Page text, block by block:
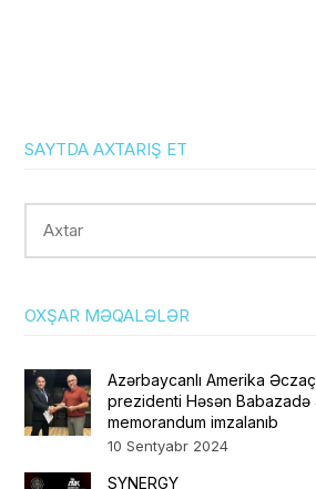
SAYTDA AXTARIŞ ET
OXŞAR MƏQALƏLƏR
Azərbaycanlı Amerika
prezidenti Həsən Babazadə
memorandum imzalanıb
10 Sentyabr 2024
SYNERGY